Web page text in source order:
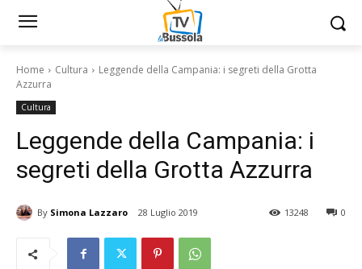
Home Cultura
Leggende della Campania: i segreti della Grotta
Azzurra
Cultura
Leggende della Campania: i
segreti della Grotta Azzurra
By Simona Lazzaro 28 Luglio 2019 0
13248